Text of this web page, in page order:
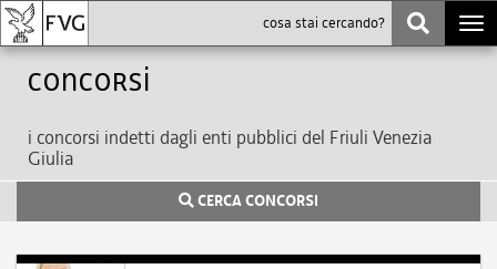
Concorsi
i concorsi indetti dagli enti pubblici del Friuli Venezia
Giulia
CERCA CONCORSI